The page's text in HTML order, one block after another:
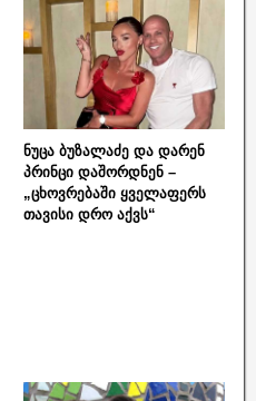
ნუცა ბუზალაძე და დარენ
პრინცი დაშორდნენ –
„ცხოვრებაში ყველაფერს
თავისი დრო აქვს“